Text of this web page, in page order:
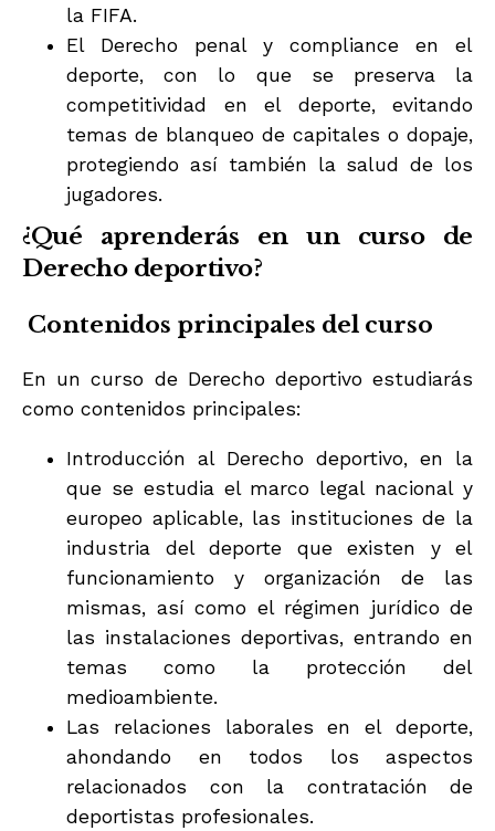
la FIFA.
El Derecho penal y compliance en el
deporte, con lo que se preserva la
competitividad en el deporte, evitando
temas de blanqueo de capitales o dopaje,
protegiendo así también la salud de los
jugadores.
¿Qué aprenderás en un curso de
Derecho deportivo?
Contenidos principales del curso
En un curso de Derecho deportivo estudiarás
como contenidos principales:
Introducción al Derecho deportivo, en la
que se estudia el marco legal nacional y
europeo aplicable, las instituciones de la
industria del deporte que existen y el
funcionamiento y organización de las
mismas, así como el régimen jurídico de
las instalaciones deportivas, entrando en
temas como la protección del
medioambiente.
Las relaciones laborales en el deporte,
ahondando en todos los aspectos
relacionados con la contratación de
deportistas profesionales.